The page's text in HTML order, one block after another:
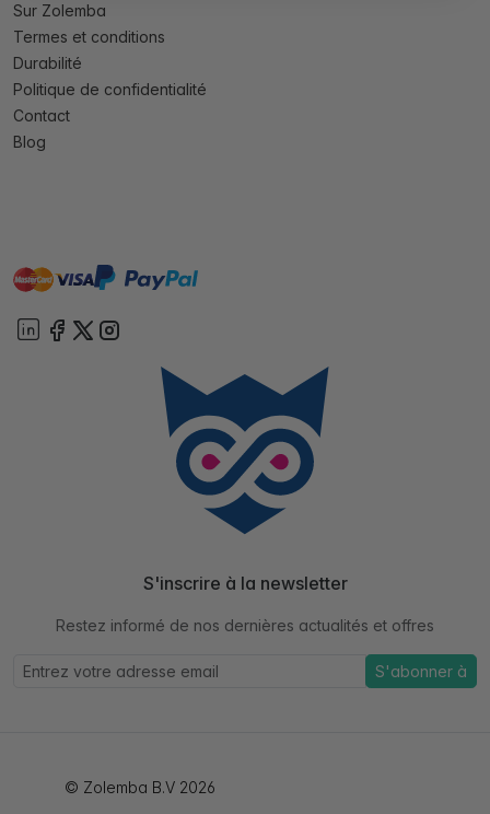
Sur Zolemba
Termes et conditions
Durabilité
Politique de confidentialité
Contact
Blog
mastervisa paypal
S'inscrire à la newsletter
Restez informé de nos dernières actualités et offres
S'abonner à
© Zolemba B.V 2026